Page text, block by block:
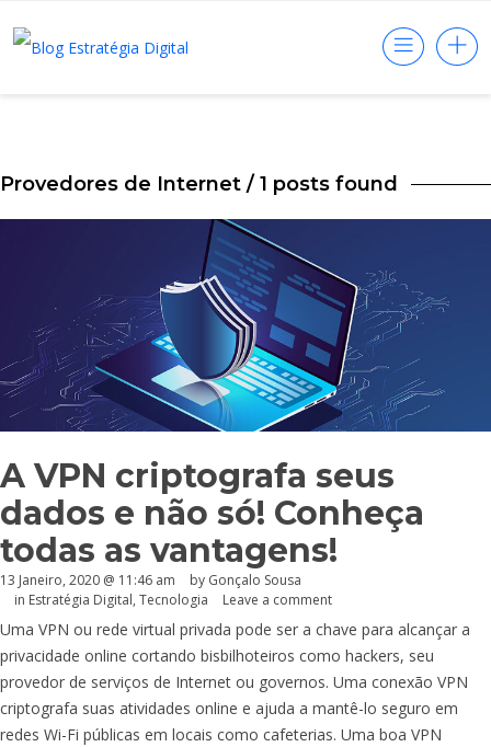
Provedores de Internet / 1 posts found
A VPN criptografa seus
dados e não só! Conheça
todas as vantagens!
13 Janeiro, 2020 @ 11:46 am by Gonçalo Sousa
in Estratégia Digital, Tecnologia Leave a comment
Uma VPN ou rede virtual privada pode ser a chave para alcançar a
privacidade online cortando bisbilhoteiros como hackers, seu
provedor de serviços de Internet ou governos. Uma conexão VPN
criptografa suas atividades online e ajuda a mantê-lo seguro em
redes Wi-Fi públicas em locais como cafeterias. Uma boa VPN